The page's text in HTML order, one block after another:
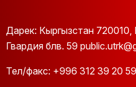
17:55 Манас илимде
18:15
Дарек: Кыргызстан
Гвардия блв. 59
Тел/факс: +996 312 39 20 59